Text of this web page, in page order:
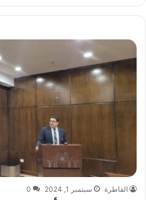
القاطرة سبتمبر 1, 2024 0